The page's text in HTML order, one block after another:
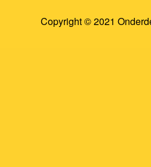
Copyright © 2021